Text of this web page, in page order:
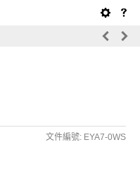
文件編號: EYA7-0WS